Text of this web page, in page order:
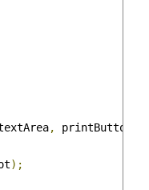
, printButton
);